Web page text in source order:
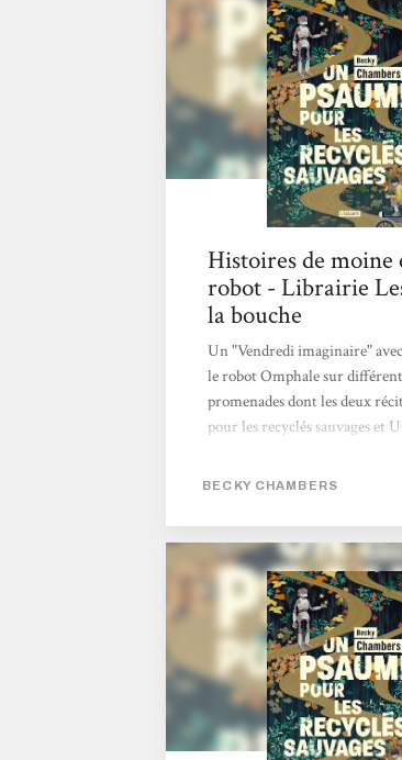
Histoires de moine
robot - Librairie
la bouche
Un "Vendredi imaginaire"
le robot Omphale sur
promenades dont les deux
pour les recyclés sauvages et
belle intégrale aux couleurs
Chambers interroge avec ces
très touchants nos
ou mélancoliques, notre lien
(synthétique ou organique)
pourrions manquer alors que
semble offert. Traduits par
ces "Histoires de moine et de
publiés aux éditions
BECKY CHAMBERS